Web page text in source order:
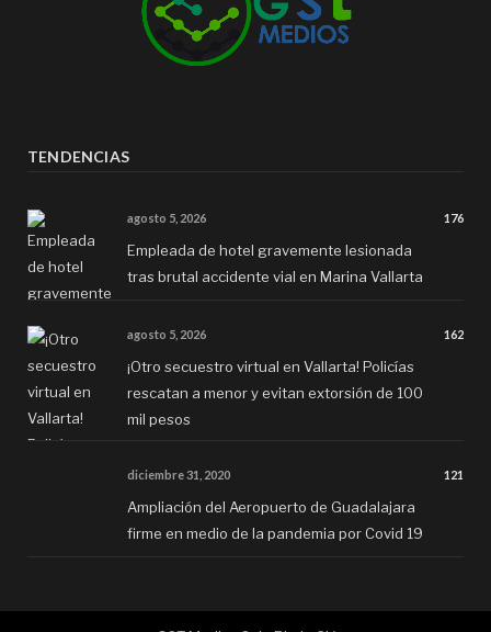
TENDENCIAS
agosto 5, 2026 176
Empleada de hotel gravemente lesionada
tras brutal accidente vial en Marina Vallarta
agosto 5, 2026 162
¡Otro secuestro virtual en Vallarta! Policías
rescatan a menor y evitan extorsión de 100
mil pesos
diciembre 31, 2020 121
Ampliación del Aeropuerto de Guadalajara
firme en medio de la pandemia por Covid 19